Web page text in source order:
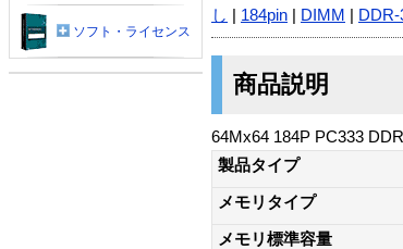
し
184pin DIMM DDR-
商品説明
64Mx64 184P PC333
製品タイプ
メモリタイプ
メモリ標準容量
ソフト・ライセンス